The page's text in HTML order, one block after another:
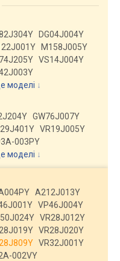
DG04J004Y
M158J005Y
VS14J004Y
моделі ↓
GW76J007Y
VR19J005Y
003PY
моделі ↓
A212J013Y
VP46J004Y
VR28J012Y
VR28J020Y
VR32J001Y
002VY